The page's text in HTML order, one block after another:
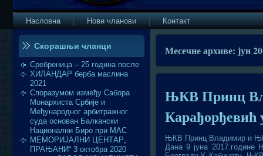
Насловна Нови чланови Контакт
Скорашњи чланци
Сребреница – 25 година после
ХИЛАНДАР берба маслина
2021
Споразумом између Сабора
Монархиста Србије и
Међународног арбитражног
суда основан Балкански
Национални Биро при МАС
МЕМОРИЈАЛНИ ЦЕНТАР„
ПРАЊАНИ“ 3 октобра 2020
Месечне архиве: јун
ЊКВ Принц
ЊКВ Принц Владимир и
Дана 9 јуна